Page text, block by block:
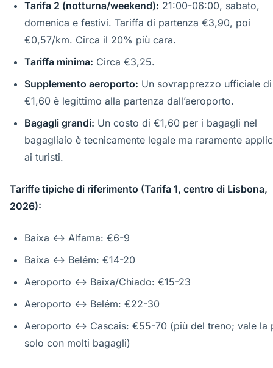
Tarifa 2 (notturna/weekend): 21:00-06:00, sabato,
domenica e festivi. Tariffa di partenza €3,90, poi
€0,57/km. Circa il 20% più cara.
Tariffa minima: Circa €3,25.
Supplemento aeroporto: Un sovrapprezzo ufficiale di
€1,60 è legittimo alla partenza dall’aeroporto.
Bagagli grandi: Un costo di €1,60 per i bagagli nel
bagagliaio è tecnicamente legale ma raramente
ai turisti.
Tariffe tipiche di riferimento (Tarifa 1, centro di Lisbona,
2026):
Baixa ↔ Alfama: €6-9
Baixa ↔ Belém: €14-20
Aeroporto ↔ Baixa/Chiado: €15-23
Aeroporto ↔ Belém: €22-30
Aeroporto ↔ Cascais: €55-70 (più del treno; vale la
solo con molti bagagli)